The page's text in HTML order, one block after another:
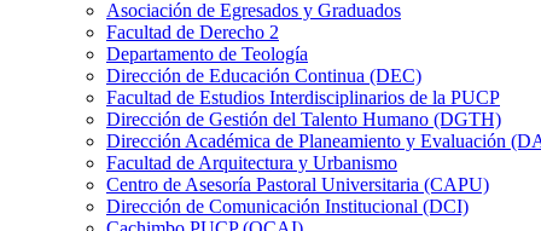
Asociación de Egresados y Graduados
Facultad de Derecho 2
Departamento de Teología
Dirección de Educación Continua (DEC)
Facultad de Estudios Interdisciplinarios de la PUCP
Dirección de Gestión del Talento Humano (DGTH)
Dirección Académica de Planeamiento y Evaluación
Facultad de Arquitectura y Urbanismo
Centro de Asesoría Pastoral Universitaria (CAPU)
Dirección de Comunicación Institucional (DCI)